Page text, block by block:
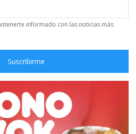
informado con las noticias más
Suscribirme